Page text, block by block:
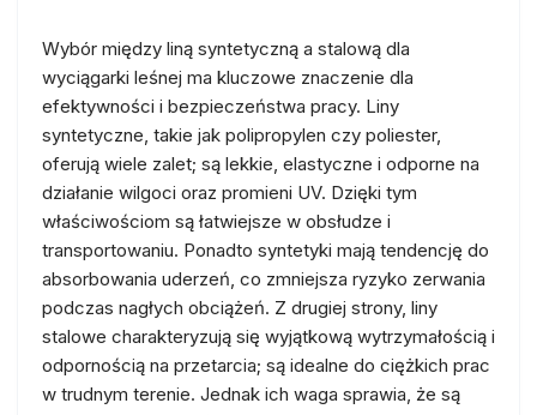
Wybór między liną syntetyczną a stalową dla
wyciągarki leśnej ma kluczowe znaczenie dla
efektywności i bezpieczeństwa pracy. Liny
syntetyczne, takie jak polipropylen czy poliester,
oferują wiele zalet; są lekkie, elastyczne i odporne na
działanie wilgoci oraz promieni UV. Dzięki tym
właściwościom są łatwiejsze w obsłudze i
transportowaniu. Ponadto syntetyki mają tendencję do
absorbowania uderzeń, co zmniejsza ryzyko zerwania
podczas nagłych obciążeń. Z drugiej strony, liny
stalowe charakteryzują się wyjątkową wytrzymałością i
odpornością na przetarcia; są idealne do ciężkich prac
w trudnym terenie. Jednak ich waga sprawia, że są